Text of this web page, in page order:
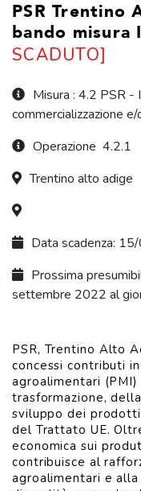
PSR Trentino
bando misura
SCADUTO]
Misura : 4.2 PSR -
commercializzazione
Operazione 4.2.1
Trentino alto adige
Data scadenza:
Prossima
settembre 2022 al
PSR, Trentino Alto
concessi contributi
agroalimentari
trasformazione,
sviluppo dei
del Trattato UE.
economica sui
contribuisce al
agroalimentari e